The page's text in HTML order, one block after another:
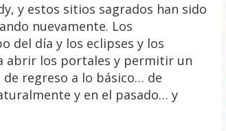
y estos sitios sagrados han sido
nuevamente. Los
del día y los eclipses y los
abrir los portales y permitir un
regreso a lo básico… de
y en el pasado… y